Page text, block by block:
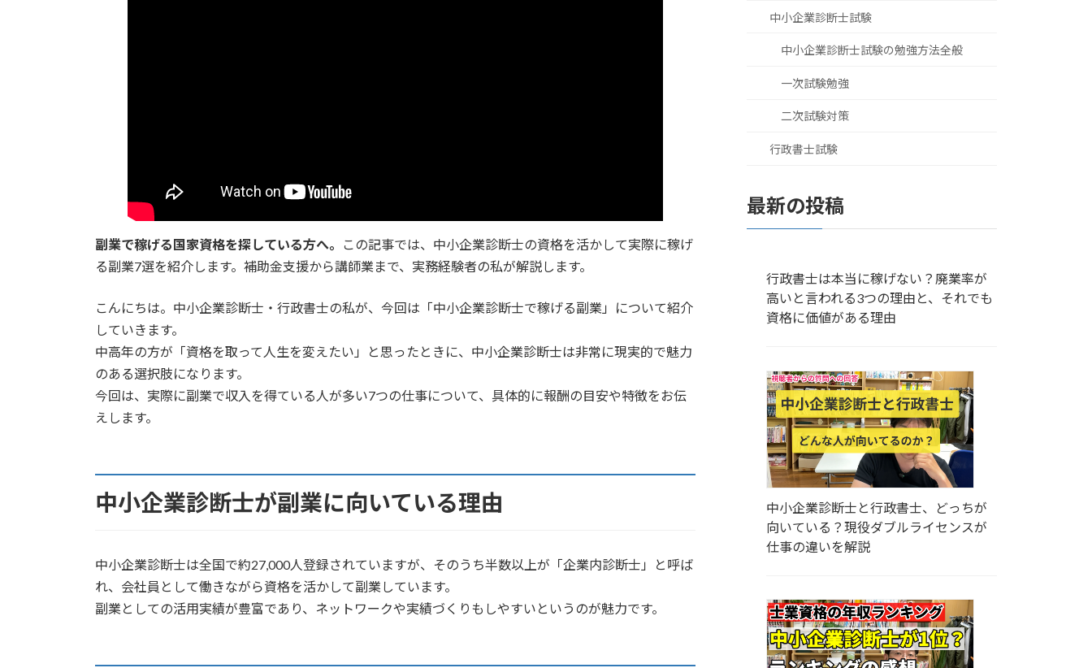
副業で稼げる国家資格を探している方へ。
この記事では、中小企業診断士の資格を活かして実際に稼げ
る副業7選を紹介します。補助金支援から講師業まで、実務経験者の私が解説します。
こんにちは。中小企業診断士・行政書士の私が、今回は「中小企業診断士で稼げる副業」について紹介
していきます。
中高年の方が「資格を取って人生を変えたい」と思ったときに、中小企業診断士は非常に現実的で魅力
のある選択肢になります。
今回は、実際に副業で収入を得ている人が多い7つの仕事について、具体的に報酬の目安や特徴をお伝
えします。
中小企業診断士が副業に向いている理由
中小企業診断士は全国で約27,000人登録されていますが、そのうち半数以上が「企業内診断士」と呼ば
れ、会社員として働きながら資格を活かして副業しています。
副業としての活用実績が豊富であり、ネットワークや実績づくりもしやすいというのが魅力です。
中小企業診断士試験
中小企業診断士試験の勉強方法全般
一次試験勉強
二次試験対策
行政書士試験
最新の投稿
行政書士は本当に稼げない？廃業率が
高いと言われる3つの理由と、それでも
資格に価値がある理由
中小企業診断士と行政書士、どっちが
向いている？現役ダブルライセンスが
仕事の違いを解説